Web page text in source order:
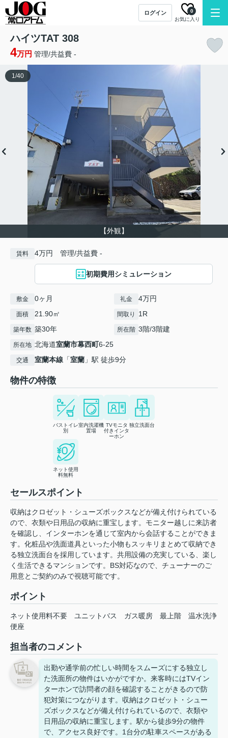
ログイン
お気に入り
0
ハイツTAT 308
4万円 管理/共益費 -
【外観】
1/40
賃料 4万円 管理/共益費 -
初期費用シミュレーション
敷金 0ヶ月 礼金 4万円
面積 21.90㎡ 間取り 1R
築年数 築30年 所在階 3階/3階建
所在地 北海道室蘭市幕西町6-25
交通 室蘭本線 「室蘭 」駅 徒歩9分
物件の特徴
バストイレ
別
室内洗濯機
置場
TVモニタ
付きインタ
ーホン
独立洗面台
ネット使用
料無料
セールスポイント
収納はクロゼット・シューズボックスなどが備え付けられている
ので、衣類や日用品の収納に重宝します。モニター越しに来訪者
を確認し、インターホンを通じて室内から会話することができま
す。化粧品や洗面道具といった小物もスッキリまとめて収納でき
る独立洗面台を採用しています。共用設備の充実している、楽し
く生活できるマンションです。BS対応なので、チューナーのご
用意とご契約のみで視聴可能です。
ポイント
ネット使用料不要 ユニットバス ガス暖房 最上階
温水洗浄
便座
担当者のコメント
出勤や通学前の忙しい時間をスムーズにする独立し
た洗面所の物件はいかがですか。来客時にはTVイン
ターホンで訪問者の顔を確認することがきるので防
犯対策につながります。収納はクロゼット・シュー
ズボックスなどが備え付けられているので、衣類や
日用品の収納に重宝します。駅から徒歩9分の物件
で、アクセス良好です。1台分の駐車スペースがある